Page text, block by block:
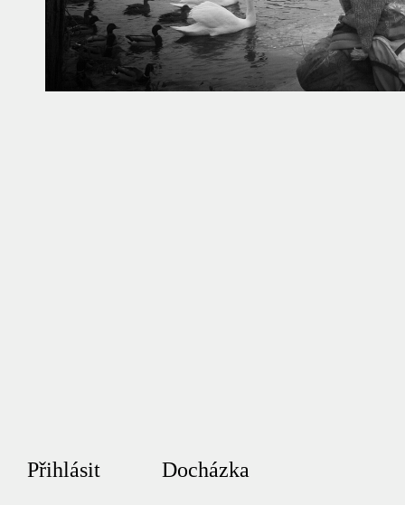
Přihlásit Docházka